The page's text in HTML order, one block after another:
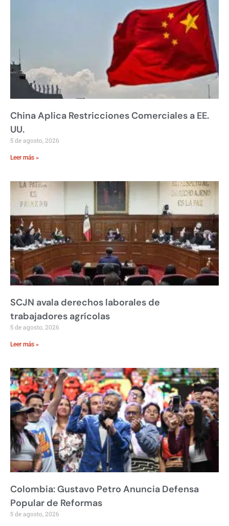
China Aplica Restricciones Comerciales a EE.
UU.
5 de agosto, 2026
Leer más »
SCJN avala derechos laborales de
trabajadores agrícolas
5 de agosto, 2026
Leer más »
Colombia: Gustavo Petro Anuncia Defensa
Popular de Reformas
5 de agosto, 2026